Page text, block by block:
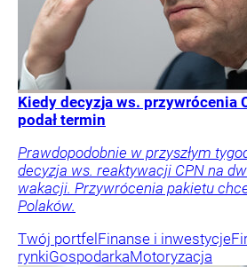
Kiedy decyzja ws. przywrócenia
podał termin
Prawdopodobnie w przyszłym
decyzja ws. reaktywacji CPN na
wakacji. Przywrócenia pakietu
Polaków.
Twój portfelFinanse i inwestycje
rynkiGospodarkaMotoryzacja